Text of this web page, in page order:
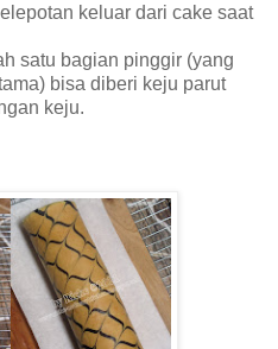
keluar dari cake saat
satu bagian pinggir (yang
bisa diberi keju parut
keju.